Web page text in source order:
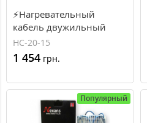
⚡Нагревательный
кабель двужильный
Ryxon 1.5-1.9м², 300Вт,
15м.п., 20Вт\м.п.,
TEFLON® (HC-20-15)
HC-20-15
1 454 грн.
Популярный